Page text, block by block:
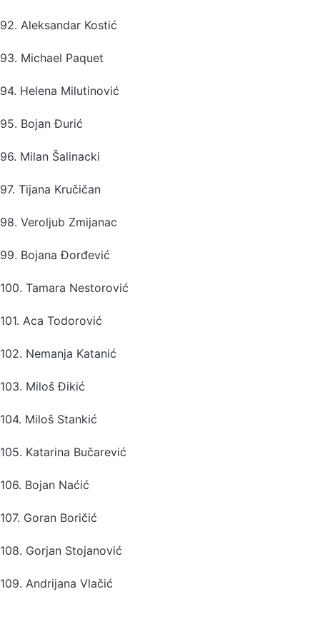
92. Aleksandar Kostić
93. Michael Paquet
94. Helena Milutinović
95. Bojan Đurić
96. Milan Šalinacki
97. Tijana Kručičan
98. Veroljub Zmijanac
99. Bojana Đorđević
100. Tamara Nestorović
101. Aca Todorović
102. Nemanja Katanić
103. Miloš Đikić
104. Miloš Stankić
105. Katarina Bučarević
106. Bojan Naćić
107. Goran Boričić
108. Gorjan Stojanović
109. Andrijana Vlačić